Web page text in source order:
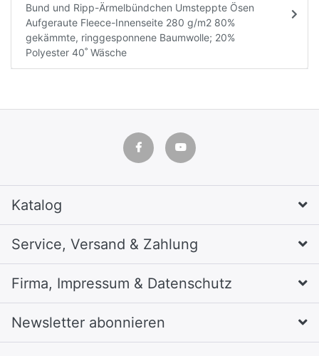
Bund und Ripp-Ärmelbündchen Umsteppte Ösen
Aufgeraute Fleece-Innenseite 280 g/m2 80%
gekämmte, ringgesponnene Baumwolle; 20%
Polyester 40˚ Wäsche
Katalog
Service, Versand & Zahlung
Firma, Impressum & Datenschutz
Newsletter abonnieren